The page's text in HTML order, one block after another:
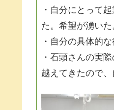
・自分にとって
た。希望が湧いた
・自分の具体的
・石頭さんの実
越えてきたので